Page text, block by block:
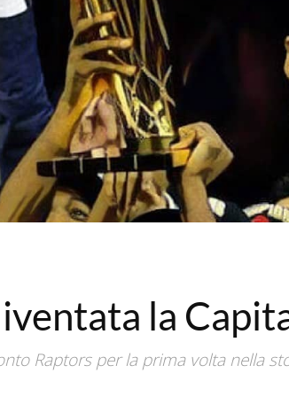
la
Raptors per la prima volta nella